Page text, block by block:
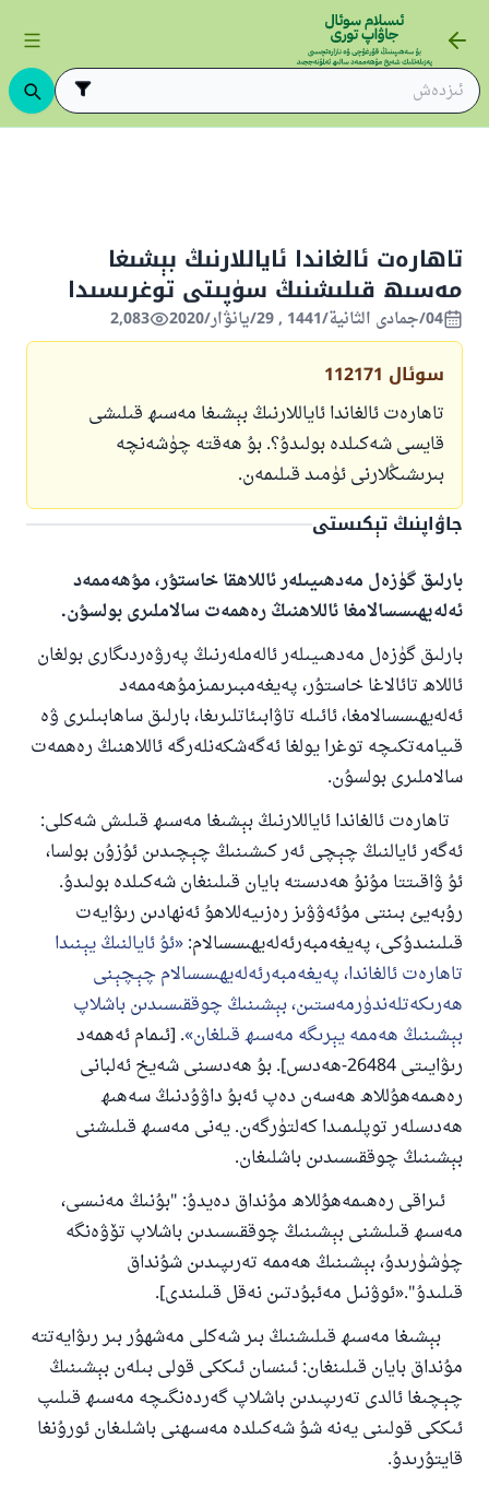
تاھارەت ئالغاندا ئاياللارنىڭ بېشىغا
مەسىھ قىلىشنىڭ سۈپىتى توغرىسىدا
04/جمادى الثانية/1441 , 29/يانۋار/2020 2,083
سوئال 112171
تاھارەت ئالغاندا ئاياللارنىڭ بېشىغا مەسىھ قىلىشى
قايسى شەكىلدە بولىدۇ؟. بۇ ھەقتە چۈشەنچە
بىرىشىڭلارنى ئۈمىد قىلىمەن.
جاۋاپنىڭ تېكىستى
بارلىق گۈزەل مەدھىيىلەر ئاللاھقا خاستۇر، مۇھەممەد
ئەلەيھىسسالامغا ئاللاھنىڭ رەھمەت سالاملىرى بولسۇن.
بارلىق گۈزەل مەدھىيىلەر ئالەملەرنىڭ پەرۋەردىگارى بولغان
ئاللاھ تائالاغا خاستۇر، پەيغەمبىرىمىزمۇھەممەد
ئەلەيھىسسالامغا، ئائىلە تاۋابىئاتلىرىغا، بارلىق ساھابىلىرى ۋە
قىيامەتكىچە توغرا يولغا ئەگەشكەنلەرگە ئاللاھنىڭ رەھمەت
سالاملىرى بولسۇن.
تاھارەت ئالغاندا ئاياللارنىڭ بېشىغا مەسىھ قىلىش شەكلى:
ئەگەر ئايالنىڭ چېچى ئەر كىشىنىڭ چېچىدىن ئۇزۇن بولسا،
ئۇ ۋاقىتتا مۇنۇ ھەدىستە بايان قىلىنغان شەكىلدە بولىدۇ.
رۇبەيئ بىنتى مۇئەۋۋىز رەزىيەللاھۇ ئەنھادىن رىۋايەت
قىلىنىدۇكى، پەيغەمبەرئەلەيھىسسالام: ئۇ ئايالنىڭ يېنىدا
تاھارەت ئالغاندا، پەيغەمبەرئەلەيھىسسالام چېچېنى
ھەرىكەتلەندۈرمەستىن، بېشىنىڭ چوققىسىدىن باشلاپ
بېشىنىڭ ھەممە يېرىگە مەسىھ قىلغان . [ئىمام ئەھمەد
رىۋايىتى 26484-ھەدىس]. بۇ ھەدىسنى شەيخ ئەلبانى
رەھىمەھۇللاھ ھەسەن دەپ ئەبۇ داۋۇدنىڭ سەھىھ
ھەدىسلەر توپلىمىدا كەلتۈرگەن. يەنى مەسىھ قىلىشنى
بېشىنىڭ چوققىسىدىن باشلىغان.
ئىراقى رەھىمەھۇللاھ مۇنداق دەيدۇ: "بۇنىڭ مەنىسى،
مەسىھ قىلىشنى بېشىنىڭ چوققىسىدىن باشلاپ تۆۋەنگە
چۈشۈرىدۇ، بېشىنىڭ ھەممە تەرىپىدىن شۇنداق
قىلىدۇ".«ئوۋنىل مەئبۇدتىن نەقل قىلىندى].
بېشىغا مەسىھ قىلىشنىڭ بىر شەكلى مەشھۇر بىر رىۋايەتتە
مۇنداق بايان قىلىنغان: ئىنسان ئىككى قولى بىلەن بېشىنىڭ
چېچىغا ئالدى تەرىپىدىن باشلاپ گەردەنگىچە مەسىھ قىلىپ
ئىككى قولىنى يەنە شۇ شەكىلدە مەسىھنى باشلىغان ئورۇنغا
قايتۇرىدۇ.